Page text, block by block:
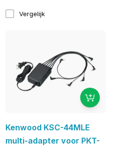
Vergelijk
Kenwood KSC-44MLE
multi-adapter voor PKT-